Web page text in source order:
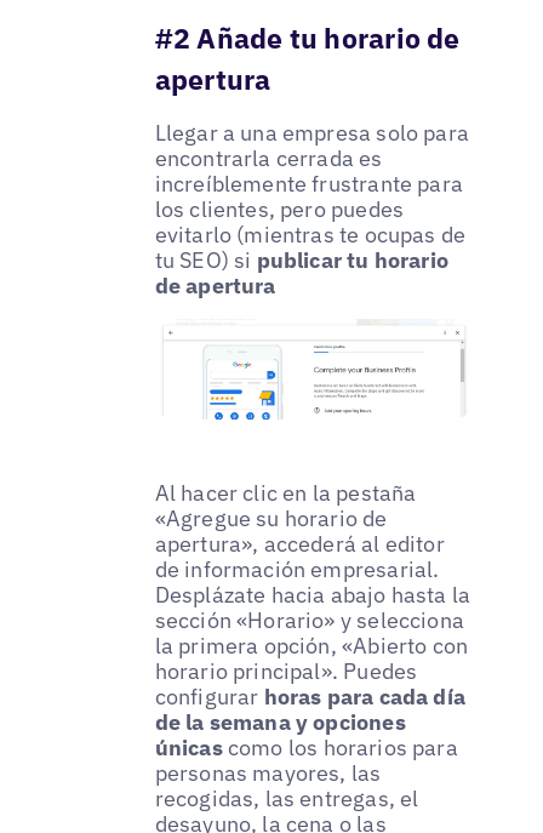
#2 Añade tu horario de
apertura
Llegar a una empresa solo para
encontrarla cerrada es
increíblemente frustrante para
los clientes, pero puedes
evitarlo (mientras te ocupas de
tu SEO) si publicar tu horario
de apertura
Al hacer clic en la pestaña
«Agregue su horario de
apertura», accederá al editor
de información empresarial.
Desplázate hacia abajo hasta la
sección «Horario» y selecciona
la primera opción, «Abierto con
horario principal». Puedes
configurar horas para cada día
de la semana y opciones
únicascomo los horarios para
personas mayores, las
recogidas, las entregas, el
desayuno, la cena o las